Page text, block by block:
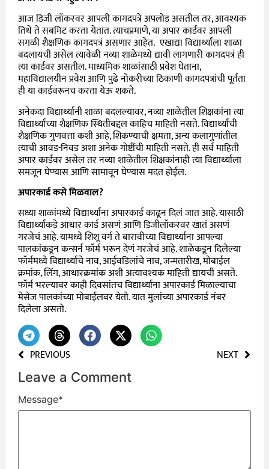
आज डिजी लॉकरवर आपली कागदपत्रे अपलोड असतील तर, आवश्यक
तिथे ते सबमिट करता येतात. त्याचप्रमाणे, या अपार कार्डवर आपली
सगळी शैक्षणिक कागदपत्रं असणार आहेत. एखाद्या विद्यार्थ्यांला शाळा
बदलायची असेल त्यावेळी नव्या शाळेमध्ये द्यावी लागणारी कागदपत्रं ही
त्या कार्डवर असतील. माध्यमिक शाळांसाठी प्रवेश घेताना,
महाविद्यालयीन प्रवेश आणि पुढे नोकरीच्या ठिकाणी कागदपत्रांची पूर्तता
ही या कार्डवरूनच करता येऊ शकते.
अनेकदा विद्यार्थ्यांनी शाळा बदलल्यावर, नव्या शाळेतील शिक्षकांना त्या
विद्यार्थ्यांच्या शैक्षणिक स्थितीबद्दल काहिच माहिती नसते. विद्यार्थ्यांची
शैक्षणिक गुणवत्ता कशी आहे, शिकण्याची क्षमता, अन्य कलागुणांतील
त्याची आवड-निवड अशा अनेक गोष्टींची माहिती नसते. ही सर्व माहिती
अपार कार्डवर असेल तर नव्या शाळेतील शिक्षकांनाही त्या विद्यार्थ्यांला
समजून घेण्यास आणि सामावून घेण्यास मदत होईल.
अपारकार्ड कसे मिळवाल?
सध्या शाळांमध्ये विद्यार्थ्यांना अपारकार्ड काढून दिलं जात आहे. यासाठी
विद्यार्थ्यांकडे आधार कार्ड असणं आणि डिजीलॉकरवर खातं असणं
गरजेचं आहे. यामध्ये शिशू वर्ग ते बारावीच्या विद्यार्थ्यांना आपल्या
पालकांकडून कन्सर्न फॉर्म भरून देणं गरजेचं आहे. शाळेकडून दिलेल्या
फॉर्ममध्ये विद्यार्थ्यांचे नाव, आईवडिलांचे नाव, जन्मतारीख, मोबाईल
क्रमांक, लिंग, आधारक्रमांक अशी अत्यावश्यक माहिती द्यायची असते.
फॉर्म भरल्यावर काही दिवसांतच विद्यार्थ्यांना अपारकार्ड मिळाल्याचा
मेसेज पालकांच्या मोबाईलवर येतो. यात मुलांच्या अपारकार्ड नंबर
दिलेला असतो.
PREVIOUS NEXT
Leave a Comment
Message*